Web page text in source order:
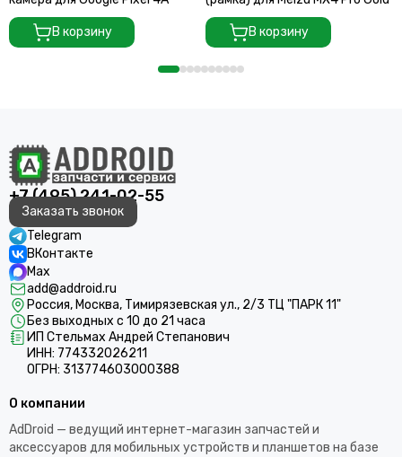
В корзину В корзину
+7 (495) 241-02-55
Заказать звонок
Telegram
ВКонтакте
Max
add@addroid.ru
Россия, Москва, Тимирязевская ул., 2/3 ТЦ "ПАРК 11"
Без выходных с 10 до 21 часа
ИП Стельмах Андрей Степанович
ИНН: 774332026211
ОГРН: 313774603000388
О компании
AdDroid — ведущий интернет-магазин запчастей и
аксессуаров для мобильных устройств и планшетов на базе